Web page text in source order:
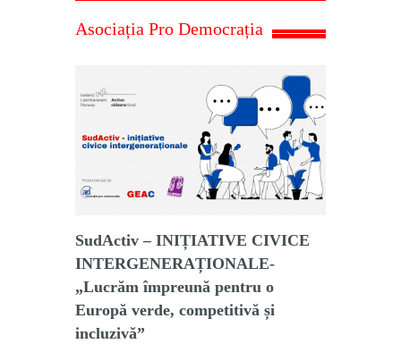
economic, editoriale giurgiu, dezvaluiri,
Asociația Pro Democrația
SudActiv – INIȚIATIVE CIVICE
INTERGENERAȚIONALE-
„Lucrăm împreună pentru o
Europă verde, competitivă și
incluzivă”